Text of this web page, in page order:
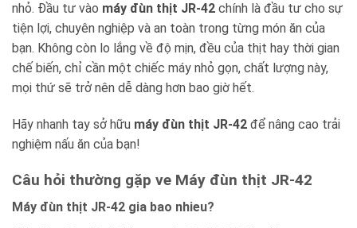
nhỏ. Đầu tư vào máy đùn thịt JR-42 chính là đầu tư cho sự
tiện lợi, chuyên nghiệp và an toàn trong từng món ăn của
bạn. Không còn lo lắng về độ mịn, đều của thịt hay thời gian
chế biến, chỉ cần một chiếc máy nhỏ gọn, chất lượng này,
mọi thứ sẽ trở nên dễ dàng hơn bao giờ hết.
Hãy nhanh tay sở hữu máy đùn thịt JR-42 để nâng cao trải
nghiệm nấu ăn của bạn!
Câu hỏi thường gặp ve Máy đùn thịt JR-42
Máy đùn thịt JR-42 gia bao nhieu?